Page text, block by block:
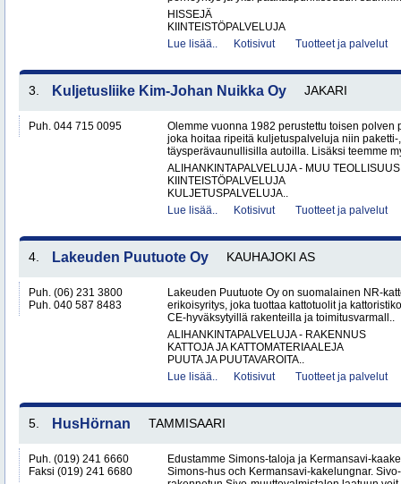
HISSEJÄ
KIINTEISTÖPALVELUJA
Lue lisää..
Kotisivut Tuotteet ja palvelut
3. Kuljetusliike Kim-Johan Nuikka Oy JAKARI
Puh. 044 715 0095
Olemme vuonna 1982 perustettu toisen polven
joka hoitaa ripeitä kuljetuspalveluja niin
täysperävaunullisilla autoilla. Lisäksi teemme
ALIHANKINTAPALVELUJA - MUU TEOLLISUUS
KIINTEISTÖPALVELUJA
KULJETUSPALVELUJA..
Lue lisää..
Kotisivut Tuotteet ja palvelut
4. Lakeuden Puutuote Oy KAUHAJOKI AS
Puh. (06) 231 3800
Puh. 040 587 8483
Lakeuden Puutuote Oy on suomalainen NR-
erikoisyritys, joka tuottaa kattotuolit ja
CE-hyväksytyillä rakenteilla ja toimitusvarmall..
ALIHANKINTAPALVELUJA - RAKENNUS
KATTOJA JA KATTOMATERIAALEJA
PUUTA JA PUUTAVAROITA..
Lue lisää..
Kotisivut Tuotteet ja palvelut
5. HusHörnan TAMMISAARI
Puh. (019) 241 6660
Faksi (019) 241 6680
Edustamme Simons-taloja ja Kermansavi-
Simons-hus och Kermansavi-kakelungnar.